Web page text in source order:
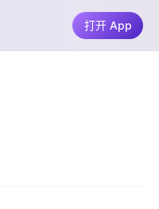
打开 App